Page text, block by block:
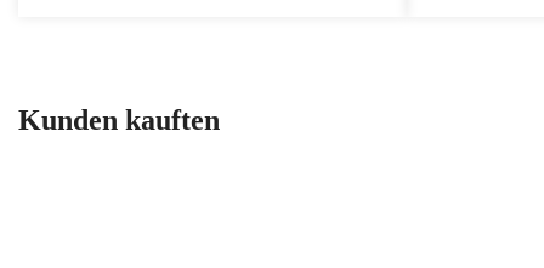
Kunden kauften